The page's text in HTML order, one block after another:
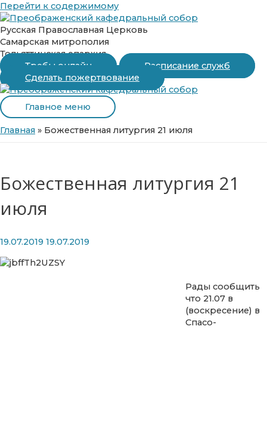
Перейти к содержимому
Русская Православная Церковь
Самарская митрополия
Тольяттинская епархия
Требы онлайн
Расписание служб
Сделать пожертвование
Главное меню
Главная » Божественная литургия 21 июля
Божественная литургия 21
июля
19.07.2019 19.07.2019
Рады сообщить
что 21.07 в
(воскресение) в
Спасо-